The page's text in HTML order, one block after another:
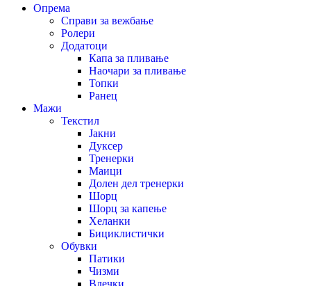
Опрема
Справи за вежбање
Ролери
Додатоци
Капа за пливање
Наочари за пливање
Топки
Ранец
Мажи
Текстил
Јакни
Дуксер
Тренерки
Маици
Долен дел тренерки
Шорц
Шорц за капење
Хеланки
Бициклистички
Обувки
Патики
Чизми
Влечки